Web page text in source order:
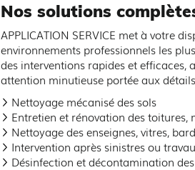
Nos solutions
APPLICATION SERVICE met à votre
environnements professionnels les
des interventions rapides et
attention minutieuse portée aux
Nettoyage mécanisé des sols
Entretien et rénovation des toitures,
Nettoyage des enseignes, vitres,
Intervention après sinistres ou
Désinfection et décontamination